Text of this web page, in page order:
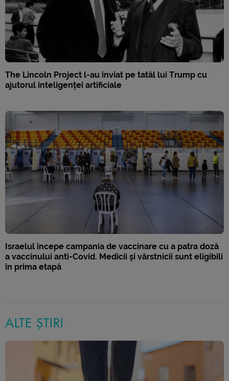
The Lincoln Project l-au înviat pe tatăl lui Trump cu
ajutorul inteligenței artificiale
Israelul începe campania de vaccinare cu a patra doză
a vaccinului anti-Covid. Medicii și vârstnicii sunt eligibili
în prima etapă
ALTE ȘTIRI